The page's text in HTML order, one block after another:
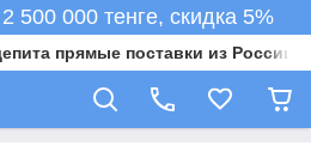
500 000 тенге, скидка 5%
прямые поставки из России в